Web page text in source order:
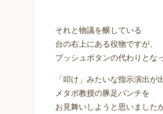
それと物議を醸している
台の右上にある役物ですが、
プッシュボタンの代わりとな
「叩け」みたいな指示演出が
メタボ教授の豚足パンチを
お見舞いしようと思いましたが